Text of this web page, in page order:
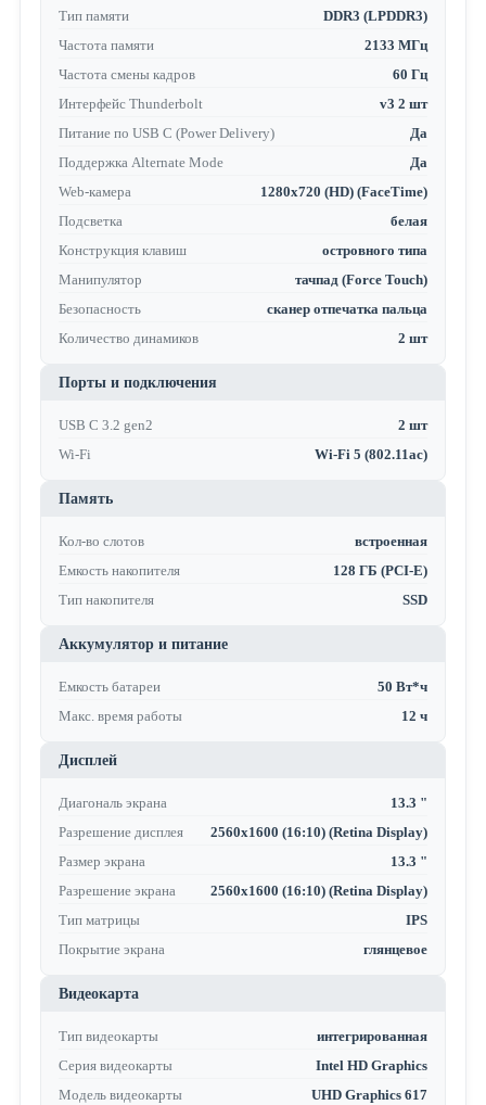
Тип памяти
DDR3 (LPDDR3)
Частота памяти
2133 МГц
Частота смены кадров
60 Гц
Интерфейс Thunderbolt
v3 2 шт
Питание по USB C (Power Delivery)
Да
Поддержка Alternate Mode
Да
Web-камера
1280x720 (HD) (FaceTime)
Подсветка
белая
Конструкция клавиш
островного типа
Манипулятор
тачпад (Force Touch)
Безопасность
сканер отпечатка пальца
Количество динамиков
2 шт
Порты и подключения
USB C 3.2 gen2
2 шт
Wi-Fi
Wi-Fi 5 (802.11ac)
Память
Кол-во слотов
встроенная
Емкость накопителя
128 ГБ (PCI-E)
Тип накопителя
SSD
Аккумулятор и питание
Емкость батареи
50 Вт*ч
Макс. время работы
12 ч
Дисплей
Диагональ экрана
13.3 "
Разрешение дисплея
2560x1600 (16:10) (Retina Display)
Размер экрана
13.3 "
Разрешение экрана
2560x1600 (16:10) (Retina Display)
Тип матрицы
IPS
Покрытие экрана
глянцевое
Видеокарта
Тип видеокарты
интегрированная
Серия видеокарты
Intel HD Graphics
Модель видеокарты
UHD Graphics 617